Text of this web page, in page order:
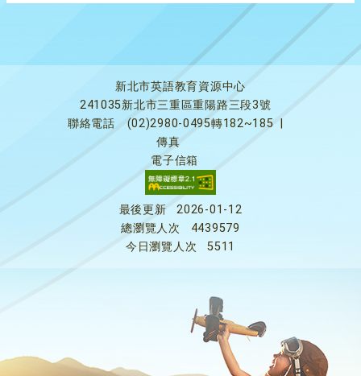
新北市英語教育資源中心
241035新北市三重區重陽路三段3號
聯絡電話
(02)2980-0495轉182~185
傳真
電子信箱
最後更新
2026-01-12
總瀏覽人次
4439579
今日瀏覽人次
5511